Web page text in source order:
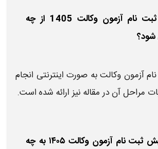
2- ✔️ ویرایش ثبت نام آزمون وکالت 1405 از چه
شود؟
آزمون وکالت به صورت اینترنتی انجام
مراحل آن در مقاله نیز ارائه شده است.
3- ✔️ برای ویرایش ثبت نام آزمون وکالت ۱۴۰۵ به چه